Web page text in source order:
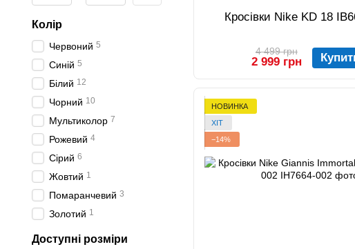
Кросівки Nike KD 18
4 499 грн
2 999 грн
НОВИНКА
ХІТ
−14%
Колір
Червоний 5
Синій 5
Білий 12
Чорний 10
Мультиколор 7
Рожевий 4
Сірий 6
Жовтий 1
Помаранчевий 3
Золотий 1
Доступні розміри